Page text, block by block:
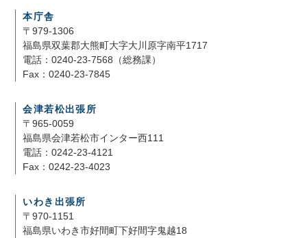
本庁舎
〒979-1306
福島県双葉郡大熊町大字大川原字南平1717
電話：0240-23-7568（総務課）
Fax：0240-23-7845
会津若松出張所
〒965-0059
福島県会津若松市インター西111
電話：0242-23-4121
Fax：0242-23-4023
いわき出張所
〒970-1151
福島県いわき市好間町下好間字鬼越18